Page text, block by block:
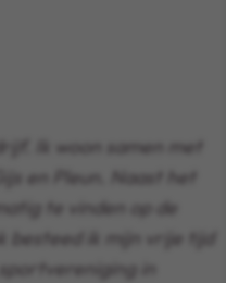
Ik woon samen met
en Pleun. Naast het
te vinden op de
besteed ik mijn vrije tijd
in